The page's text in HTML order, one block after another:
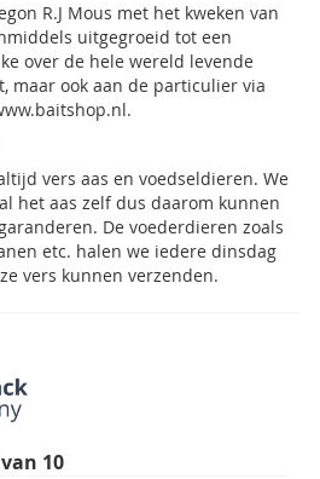
R.J Mous met het kweken van
uitgegroeid tot een
over de hele wereld levende
maar ook aan de particulier via
vers aas en voedseldieren. We
het aas zelf dus daarom kunnen
De voederdieren zoals
etc. halen we iedere dinsdag
vers kunnen verzenden.
van 10